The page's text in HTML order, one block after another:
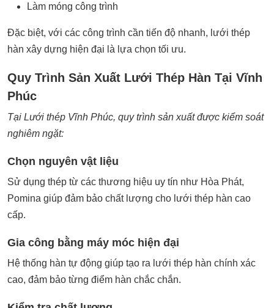
Làm móng công trình
Đặc biệt, với các công trình cần tiến độ nhanh, lưới thép
hàn xây dựng hiện đại là lựa chọn tối ưu.
Quy Trình Sản Xuất Lưới Thép Hàn Tại Vĩnh
Phúc
Tại Lưới thép Vĩnh Phúc, quy trình sản xuất được kiểm soát
nghiêm ngặt:
Chọn nguyên vật liệu
Sử dụng thép từ các thương hiệu uy tín như Hòa Phát,
Pomina giúp đảm bảo chất lượng cho lưới thép hàn cao
cấp.
Gia công bằng máy móc hiện đại
Hệ thống hàn tự động giúp tạo ra lưới thép hàn chính xác
cao, đảm bảo từng điểm hàn chắc chắn.